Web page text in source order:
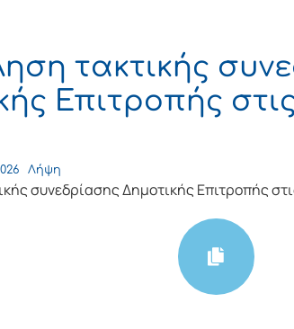
τακτικής
Επιτροπής
Λήψη
συνεδρίασης Δημοτικής Επιτροπής